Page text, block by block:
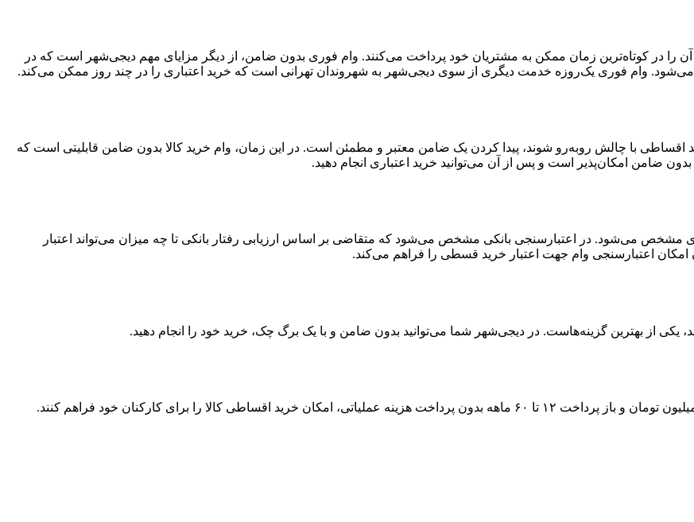
آن را در کوتاه‌ترین زمان ممکن به مشتریان خود پرداخت می‌کنند. وام فوری بدون ضامن، از دیگر مزایای مهم دیجی‌شهر است که در
می‌شود. وام فوری یک‌روزه خدمت دیگری از سوی دیجی‌شهر به شهروندان تهرانی است که خرید اعتباری را در چند روز ممکن می‌کند.
اقساطی با چالش روبه‌رو شوند، پیدا کردن یک ضامن معتبر و مطمئن است. در این زمان، وام خرید کالا بدون ضامن قابلیتی است که
ضامن امکان‌پذیر است و پس از آن می‌توانید خرید اعتباری انجام دهید.
مشخص می‌شود. در اعتبارسنجی بانکی مشخص می‌شود که متقاضی بر اساس ارزیابی رفتار بانکی تا چه میزان می‌تواند اعتبار
اعتبارسنجی وام جهت اعتبار خرید قسطی را فراهم می‌کند.
یکی از بهترین گزینه‌هاست. در دیجی‌شهر شما می‌توانید بدون ضامن و با یک برگ چک، خرید خود را انجام دهید.
تومان و باز پرداخت ۱۲ تا ۶۰ ماهه بدون پرداخت هزینه عملیاتی، امکان خرید اقساطی کالا را برای کارکنان خود فراهم کنند.